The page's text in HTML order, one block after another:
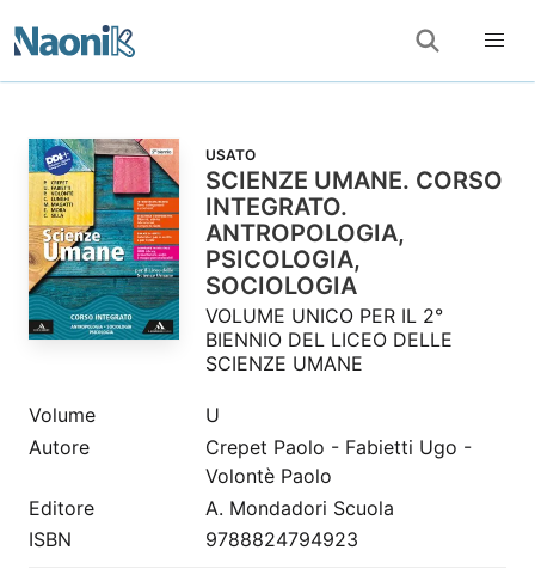
USATO
SCIENZE UMANE. CORSO
INTEGRATO.
ANTROPOLOGIA,
PSICOLOGIA,
SOCIOLOGIA
VOLUME UNICO PER IL 2°
BIENNIO DEL LICEO DELLE
SCIENZE UMANE
Volume
U
Autore
Crepet Paolo - Fabietti Ugo -
Volontè Paolo
Editore
A. Mondadori Scuola
ISBN
9788824794923